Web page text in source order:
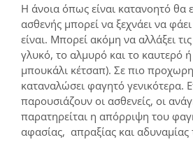
Η άνοια όπως είναι κατανοητό θα
ασθενής μπορεί να ξεχνάει να
είναι. Μπορεί ακόμη να αλλάξει
γλυκό, το αλμυρό και το καυτερό
μπουκάλι κέτσαπ). Σε πιο
καταναλώσει φαγητό
παρουσιάζουν οι ασθενείς, οι
παρατηρείται η απόρριψη του
αφασίας, απραξίας και αδυναμίας